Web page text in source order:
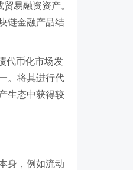
易融资资产。
链金融产品结
代币化市场发
。将其进行代
生态中获得较
身，例如流动